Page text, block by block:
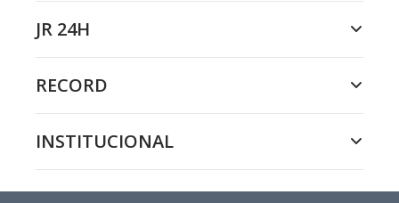
JR 24H
RECORD
INSTITUCIONAL